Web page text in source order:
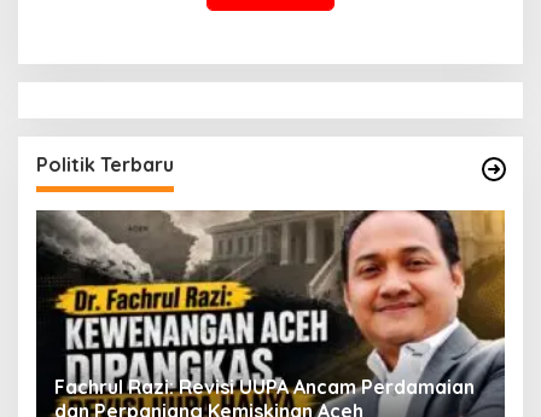
Politik Terbaru
Fachrul Razi: Revisi UUPA Ancam Perdamaian
dan Perpanjang Kemiskinan Aceh